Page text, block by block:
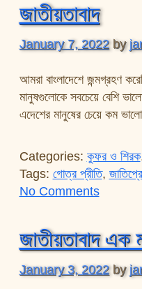
জাতীয়তাবাদ
January 7, 2022 by
আমরা বাংলাদেশে জন্মগ্রহণ
মানুষগুলোকে সবচেয়ে বেশি
এদেশের মানুষের চেয়ে কম
Categories: কুফর ও শিরক
Tags: গোত্র প্রীতি,
No Commentson
জাতীয়তাবাদ এক
January 3, 2022 by